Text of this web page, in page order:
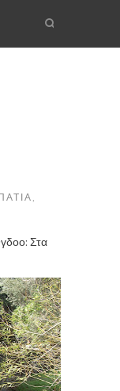
,
Στα